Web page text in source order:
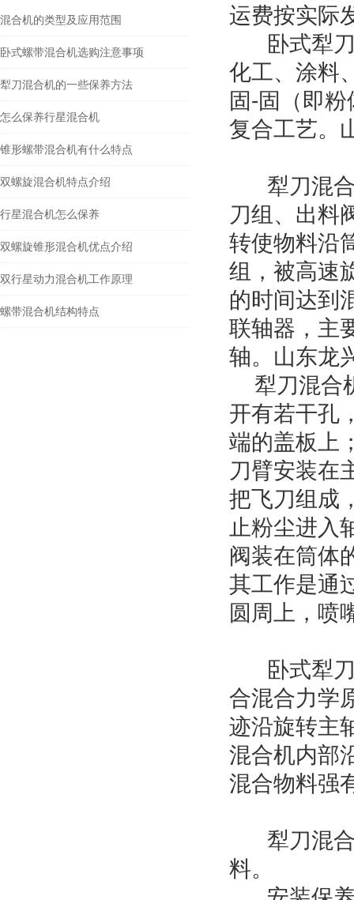
混合机的类型及应用范围
卧式螺带混合机选购注意事项
犁刀混合机的一些保养方法
怎么保养行星混合机
锥形螺带混合机有什么特点
双螺旋混合机特点介绍
行星混合机怎么保养
双螺旋锥形混合机优点介绍
双行星动力混合机工作原理
螺带混合机结构特点
运费按实
卧式犁刀
化工、涂料
固-固（即
复合工艺。
犁刀混合
刀组、出料
转使物料沿
组，被高速
的时间达到
联轴器，主
轴。 山东龙
犁刀混合
开有若干孔
端的盖板上
刀臂安装在
把飞刀组成
止粉尘进入
阀装在筒体
其工作是通
圆周上，喷
卧式犁刀
合混合力学
迹沿旋转主
混合机内部
混合物料强
犁刀混合
料。